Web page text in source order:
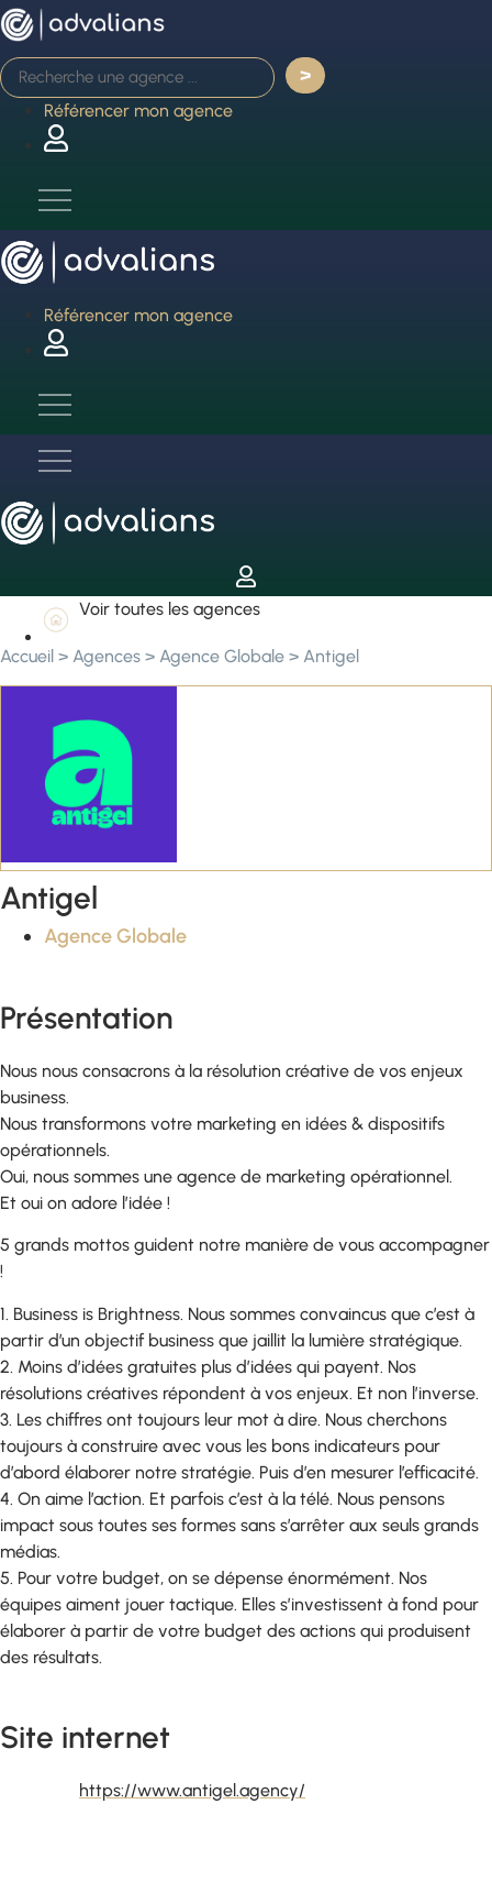
Aller
au
contenu
Référencer mon agence
Référencer mon agence
Voir toutes les agences
Accueil > Agences > Agence Globale > Antigel
Antigel
Agence Globale
Présentation
Nous nous consacrons à la résolution créative de vos enjeux
business.
Nous transformons votre marketing en idées & dispositifs
opérationnels.
Oui, nous sommes une agence de marketing opérationnel.
Et oui on adore l’idée !
5 grands mottos guident notre manière de vous accompagner
!
1. Business is Brightness. Nous sommes convaincus que c’est à
partir d’un objectif business que jaillit la lumière stratégique.
2. Moins d’idées gratuites plus d’idées qui payent. Nos
résolutions créatives répondent à vos enjeux. Et non l’inverse.
3. Les chiffres ont toujours leur mot à dire. Nous cherchons
toujours à construire avec vous les bons indicateurs pour
d’abord élaborer notre stratégie. Puis d’en mesurer l’efficacité.
4. On aime l’action. Et parfois c’est à la télé. Nous pensons
impact sous toutes ses formes sans s’arrêter aux seuls grands
médias.
5. Pour votre budget, on se dépense énormément. Nos
équipes aiment jouer tactique. Elles s’investissent à fond pour
élaborer à partir de votre budget des actions qui produisent
des résultats.
Site internet
https://www.antigel.agency/